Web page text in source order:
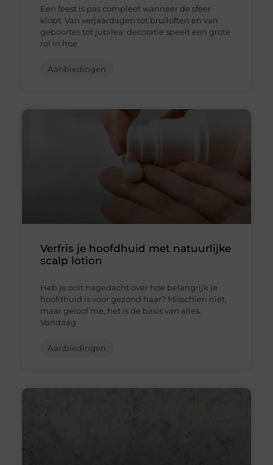
Een feest is pas compleet wanneer de sfeer
klopt. Van verjaardagen tot bruiloften en van
geboortes tot jubilea: decoratie speelt een grote
rol in hoe
Aanbiedingen
Verfris je hoofdhuid met natuurlijke
scalp lotion
Heb je ooit nagedacht over hoe belangrijk je
hoofdhuid is voor gezond haar? Misschien niet,
maar geloof me, het is de basis van alles.
Vandaag
Aanbiedingen